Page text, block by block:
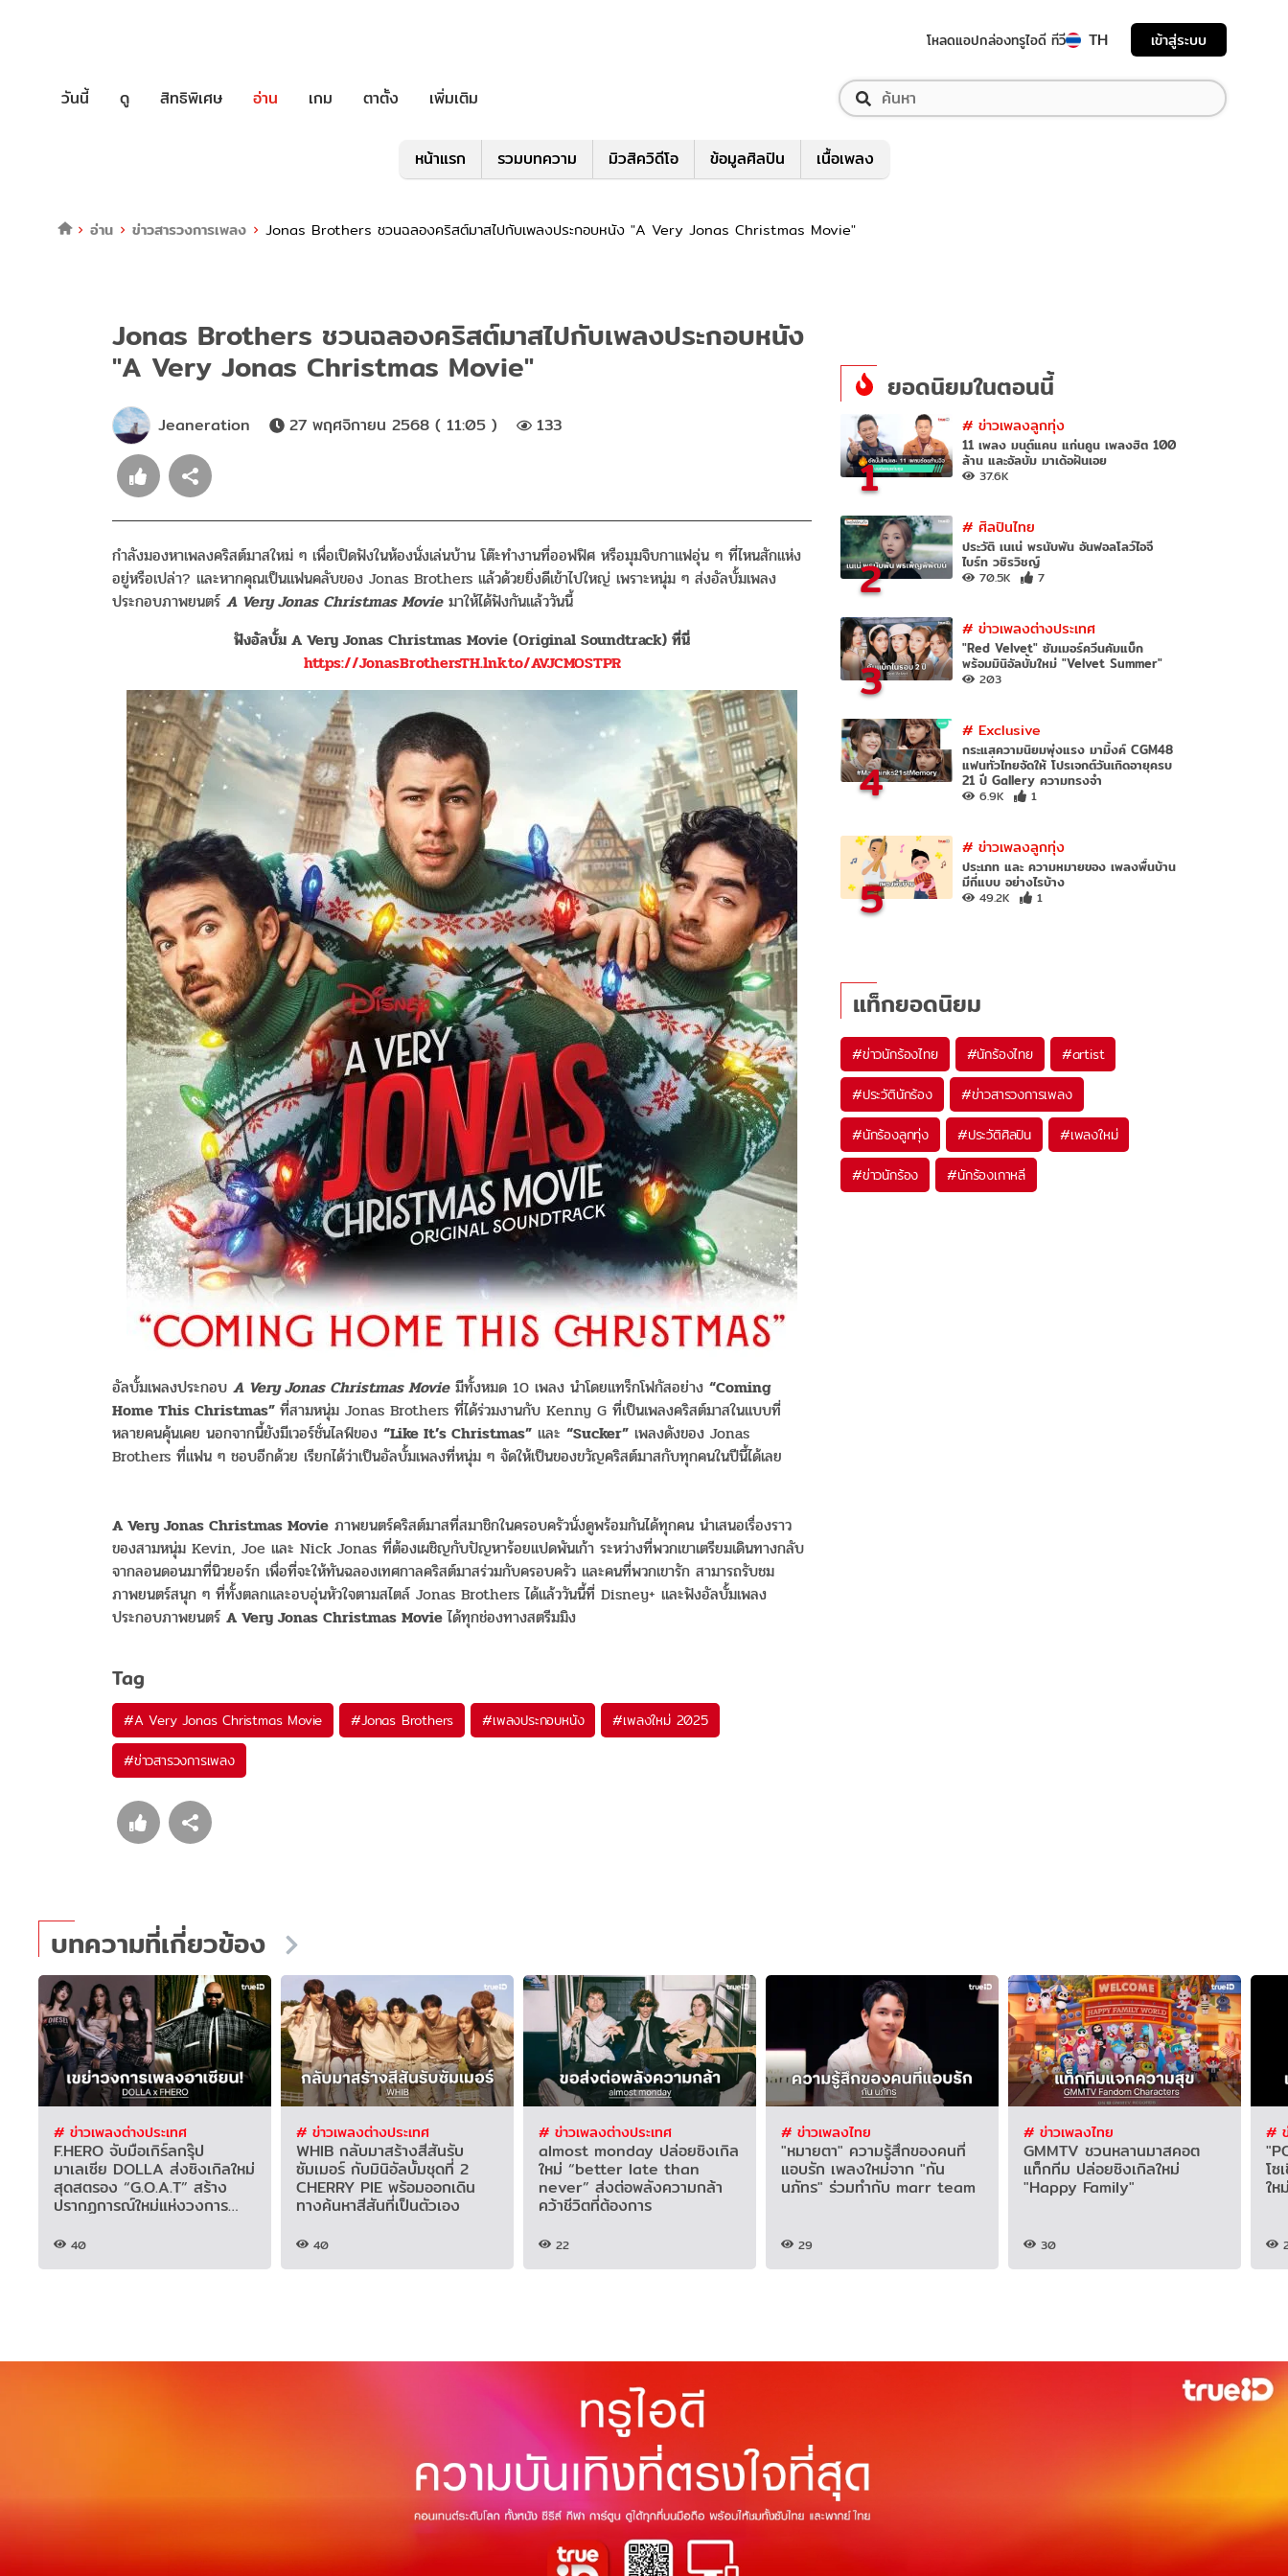
โหลดแอปกล่องทรูไอดี ทีวี TH เข้าสู่ระบบ
วันนี้ ดู สิทธิพิเศษ อ่าน เกม ตาตั้ง เพิ่มเติม
หน้าแรก รวมบทความ มิวสิควิดีโอ ข้อมูลศิลปิน เนื้อเพลง
อ่าน ข่าวสารวงการเพลง Jonas Brothers ชวนฉลองคริสต์มาสไปกับเพลงประกอบหนัง "A Very Jonas Christmas Movie"
Jonas Brothers ชวนฉลองคริสต์มาสไปกับเพลงประกอบหนัง
"A Very Jonas Christmas Movie"
Jeaneration 27 พฤศจิกายน 2568 ( 11:05 ) 133
กำลังมองหาเพลงคริสต์มาสใหม่ ๆ เพื่อเปิดฟังในห้องนั่งเล่นบ้าน โต๊ะทำงานที่ออฟฟิศ หรือมุมจิบกาแฟอุ่น ๆ ที่ไหนสักแห่ง
อยู่หรือเปล่า? และหากคุณเป็นแฟนคลับของ Jonas Brothers แล้วด้วยยิ่งดีเข้าไปใหญ่ เพราะหนุ่ม ๆ ส่งอัลบั้มเพลง
ประกอบภาพยนตร์ A Very Jonas Christmas Movieมาให้ได้ฟังกันแล้ววันนี้
ฟังอัลบั้ม A Very Jonas Christmas Movie (Original Soundtrack) ที่นี่
https://JonasBrothersTH.lnk.to/AVJCMOSTPR
อัลบั้มเพลงประกอบ A Very Jonas Christmas Movie มีทั้งหมด 10 เพลง นำโดยแทร็กโฟกัสอย่าง “Coming
Home This Christmas” ที่สามหนุ่ม Jonas Brothers ที่ได้ร่วมงานกับ Kenny G ที่เป็นเพลงคริสต์มาสในแบบที่
หลายคนคุ้นเคย นอกจากนี้ยังมีเวอร์ชั่นไลฟ์ของ “Like It’s Christmas” และ “Sucker” เพลงดังของ Jonas
Brothers ที่แฟน ๆ ชอบอีกด้วย เรียกได้ว่าเป็นอัลบั้มเพลงที่หนุ่ม ๆ จัดให้เป็นของขวัญคริสต์มาสกับทุกคนในปีนี้ได้เลย
A Very Jonas Christmas Movie ภาพยนตร์คริสต์มาสที่สมาชิกในครอบครัวนั่งดูพร้อมกันได้ทุกคน นำเสนอเรื่องราว
ของสามหนุ่ม Kevin, Joe และ Nick Jonas ที่ต้องเผชิญกับปัญหาร้อยแปดพันเก้า ระหว่างที่พวกเขาเตรียมเดินทางกลับ
จากลอนดอนมาที่นิวยอร์ก เพื่อที่จะให้ทันฉลองเทศกาลคริสต์มาสร่วมกับครอบครัว และคนที่พวกเขารัก สามารถรับชม
ภาพยนตร์สนุก ๆ ที่ทั้งตลกและอบอุ่นหัวใจตามสไตล์ Jonas Brothers ได้แล้ววันนี้ที่ Disney+ และฟังอัลบั้มเพลง
ประกอบภาพยนตร์ A Very Jonas Christmas Movieได้ทุกช่องทางสตรีมมิง
Tag
#A Very Jonas Christmas Movie #Jonas Brothers #เพลงประกอบหนัง #เพลงใหม่ 2025
#ข่าวสารวงการเพลง
ยอดนิยมในตอนนี้
1
# ข่าวเพลงลูกทุ่ง
11 เพลง มนต์แคน แก่นคูน เพลงฮิต 100
ล้าน และอัลบั้ม มาเด้อฝันเอย
37.6K
2
# ศิลปินไทย
ประวัติ เนเน่ พรนับพัน อันฟอลโลว์ไอจี
ไบร์ท วชิรวิชญ์
70.5K 7
3
# ข่าวเพลงต่างประเทศ
"Red Velvet" ซัมเมอร์ควีนคัมแบ็ก
พร้อมมินิอัลบั้มใหม่ "Velvet Summer"
203
4
# Exclusive
กระแสความนิยมพุ่งแรง มามิ้งค์ CGM48
แฟนทั่วไทยจัดให้ โปรเจกต์วันเกิดอายุครบ
21 ปี Gallery ความทรงจำ
6.9K 1
5
# ข่าวเพลงลูกทุ่ง
ประเภท และ ความหมายของ เพลงพื้นบ้าน
มีกี่แบบ อย่างไรบ้าง
49.2K 1
แท็กยอดนิยม
#ข่าวนักร้องไทย #นักร้องไทย #artist
#ประวัตินักร้อง #ข่าวสารวงการเพลง
#นักร้องลูกทุ่ง #ประวัติศิลปิน #เพลงใหม่
#ข่าวนักร้อง #นักร้องเกาหลี
บทความที่เกี่ยวข้อง
# ข่าวเพลงต่างประเทศ
F.HERO จับมือเกิร์ลกรุ๊ป
มาเลเซีย DOLLA ส่งซิงเกิลใหม่
สุดสตรอง “G.O.A.T” สร้าง
ปรากฏการณ์ใหม่แห่งวงการ
40
# ข่าวเพลงต่างประเทศ
WHIB กลับมาสร้างสีสันรับ
ซัมเมอร์ กับมินิอัลบั้มชุดที่ 2
CHERRY PIE พร้อมออกเดิน
ทางค้นหาสีสันที่เป็นตัวเอง
40
# ข่าวเพลงต่างประเทศ
almost monday ปล่อยซิงเกิล
ใหม่ “better late than
never” ส่งต่อพลังความกล้า
คว้าชีวิตที่ต้องการ
22
# ข่าวเพลงไทย
"หมายตา" ความรู้สึกของคนที่
แอบรัก เพลงใหม่จาก "กัน
นภัทร" ร่วมทำกับ marr team
29
# ข่าวเพลงไทย
GMMTV ชวนหลานมาสคอต
แท็กทีม ปล่อยซิงเกิลใหม่
"Happy Family"
30
#
โซ
ให